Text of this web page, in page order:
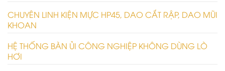
CHUYÊN LINH KIỆN MỰC HP45, DAO CẮT RẬP, DAO MŨI
KHOAN
HỆ THỐNG BÀN ỦI CÔNG NGHIỆP KHÔNG DÙNG LÒ
HƠI